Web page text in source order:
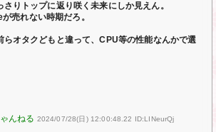
りトップに返り咲く未来にしか見えん。
売れない時期だろ。
らオタクどもと違って、CPU等の性能なんかで選
2024/07/28(日) 12:00:48.22 ID:LINeurQj